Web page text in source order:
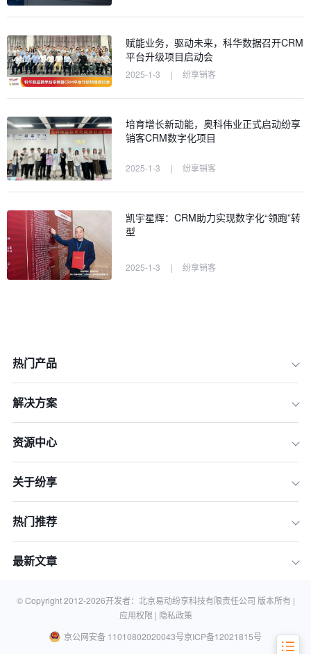
5.利用技术手段，提升客户体验
相关知识
赋能业务，驱动未来，科华数据召开CRM
平台升级项目启动会
2025-1-3 | 纷享销客
培育增长新动能，奥科伟业正式启动纷享
销客CRM数字化项目
2025-1-3 | 纷享销客
凯宇星辉：CRM助力实现数字化“领跑”转
型
2025-1-3 | 纷享销客
热门产品
解决方案
资源中心
关于纷享
热门推荐
最新文章
© Copyright 2012-2026开发者：北京易动纷享科技有限责任公司 版本所有 |
应用权限 | 隐私政策
京公网安备 11010802020043号京ICP备12021815号